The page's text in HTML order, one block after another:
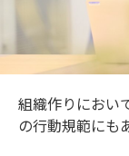
組織作りにおい
の行動規範にも